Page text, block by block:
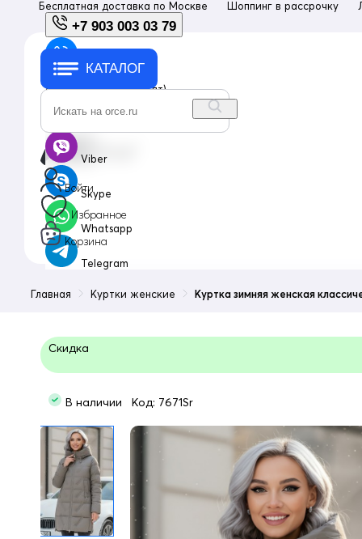
Бесплатная доставка по Москве Шоппинг в рассрочку
+7 903 003 03 79
+7 903 003 03 79
с 10:00 до 18:00 (пн-пт)
Viber
Skype
Whatsapp
Telegram
КАТАЛОГ
Войти
Избранное
Корзина
Главная Куртки женские Куртка зимняя женская
Скидка
В наличии Код: 7671Sr